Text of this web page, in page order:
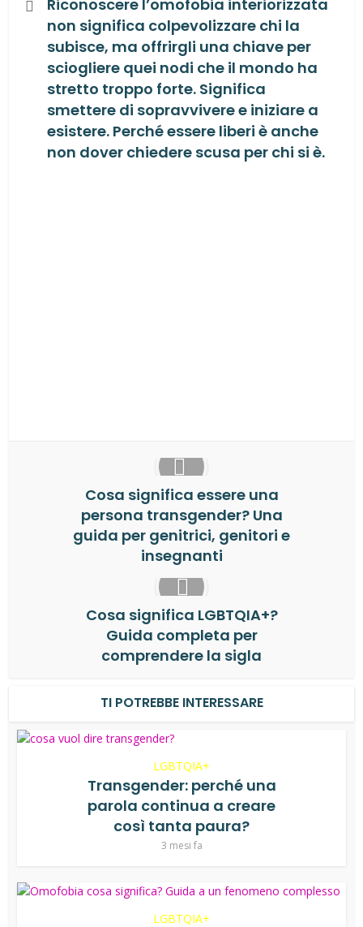
Riconoscere l’omofobia interiorizzata
non significa colpevolizzare chi la
subisce, ma offrirgli una chiave per
sciogliere quei nodi che il mondo ha
stretto troppo forte. Significa
smettere di sopravvivere e iniziare a
esistere. Perché essere liberi è anche
non dover chiedere scusa per chi si è.
Cosa significa essere una
persona transgender? Una
guida per genitrici, genitori e
insegnanti
Cosa significa LGBTQIA+?
Guida completa per
comprendere la sigla
TI POTREBBE INTERESSARE
LGBTQIA+
Transgender: perché una
parola continua a creare
così tanta paura?
3 mesi fa
LGBTQIA+